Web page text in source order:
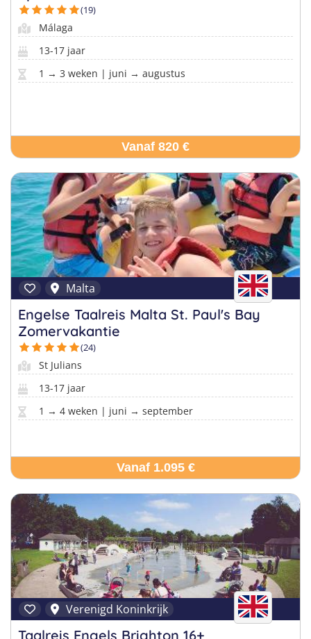
Malta
Nederland
Buitenland
Surfkampen Buitenland
Surfkampen 18+
Taalvakanties Duits
Taalvakanties Italiaans
(19)
Málaga
13-17 jaar
1 → 3 weken | juni → augustus
Vanaf 820 €
Malta
Engelse Taalreis Malta St. Paul's Bay
Zomervakantie
(24)
St Julians
13-17 jaar
1 → 4 weken | juni → september
Vanaf 1.095 €
Verenigd Koninkrijk
Taalreis Engels Brighton 16+